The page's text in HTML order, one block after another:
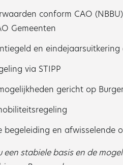
conform CAO
Gemeenten
en
via STIPP
gericht op
begeleiding en afwisselende
een stabiele basis en de